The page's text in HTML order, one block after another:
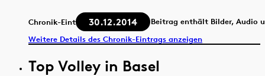
Chronik-Eintrag 30.12.2014
Beitrag enthält Bilder, Audio
Weitere Details des Chronik-Eintrags anzeigen
Top Volley in Basel